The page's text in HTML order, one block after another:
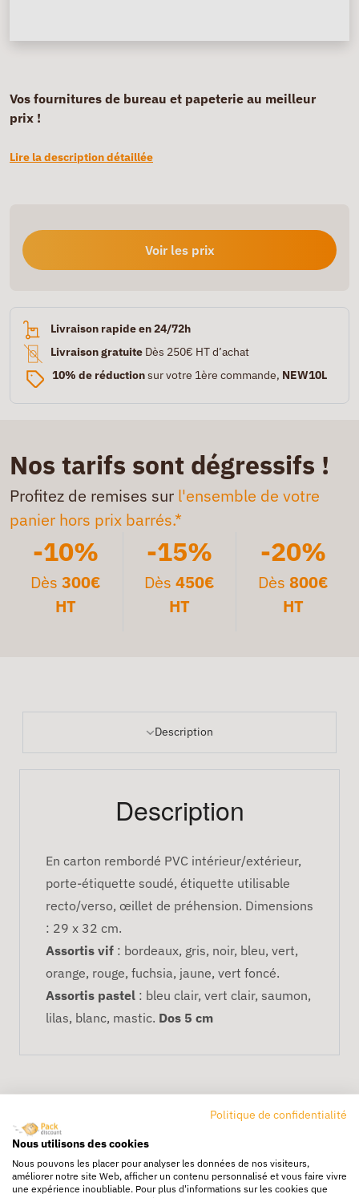
Vos fournitures de bureau et papeterie au meilleur
prix !
Lire la description détaillée
Voir les prix
Livraison rapide en 24/72h
Livraison gratuite Dès 250€ HT d’achat
10% de réductionsur votre 1ère commande, NEW10L
Nos tarifs sont dégressifs !
Profitez de remises sur l'ensemble de votre
panier hors prix barrés.*
-10%
Dès300€
HT
-15%
Dès 450€
HT
-20%
Dès 800€
HT
Description
Description
En carton rembordé PVC intérieur/extérieur,
porte-étiquette soudé, étiquette utilisable
recto/verso, œillet de préhension. Dimensions
: 29 x 32 cm.
Assortis vif : bordeaux, gris, noir, bleu, vert,
orange, rouge, fuchsia, jaune, vert foncé.
Assortis pastel : bleu clair, vert clair, saumon,
lilas, blanc, mastic. Dos 5 cm
Livraison rapide
Politique de confidentialité
Nous utilisons des cookies
Nous pouvons les placer pour analyser les données de nos visiteurs,
améliorer notre site Web, afficher un contenu personnalisé et vous faire vivre
une expérience inoubliable. Pour plus d'informations sur les cookies que